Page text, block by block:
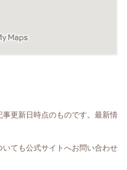
更新日時点のものです。最新情
ても公式サイトへお問い合わせ